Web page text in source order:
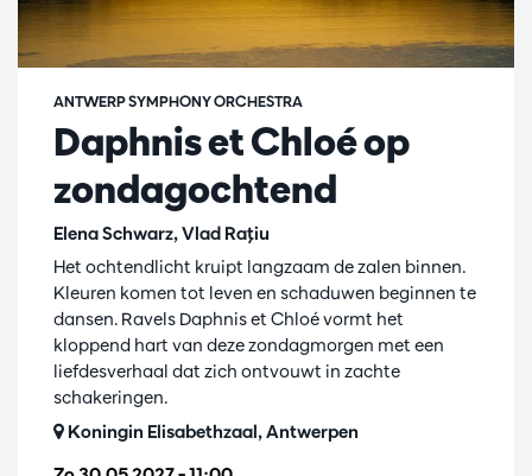
Daphnis et Chloé op
zondagochtend
Elena Schwarz, Vlad Raţiu
ANTWERP SYMPHONY ORCHESTRA
Het ochtendlicht kruipt langzaam de zalen binnen.
Kleuren komen tot leven en schaduwen beginnen te
dansen. Ravels Daphnis et Chloé vormt het
kloppend hart van deze zondagmorgen met een
liefdesverhaal dat zich ontvouwt in zachte
schakeringen.
Koningin Elisabethzaal, Antwerpen